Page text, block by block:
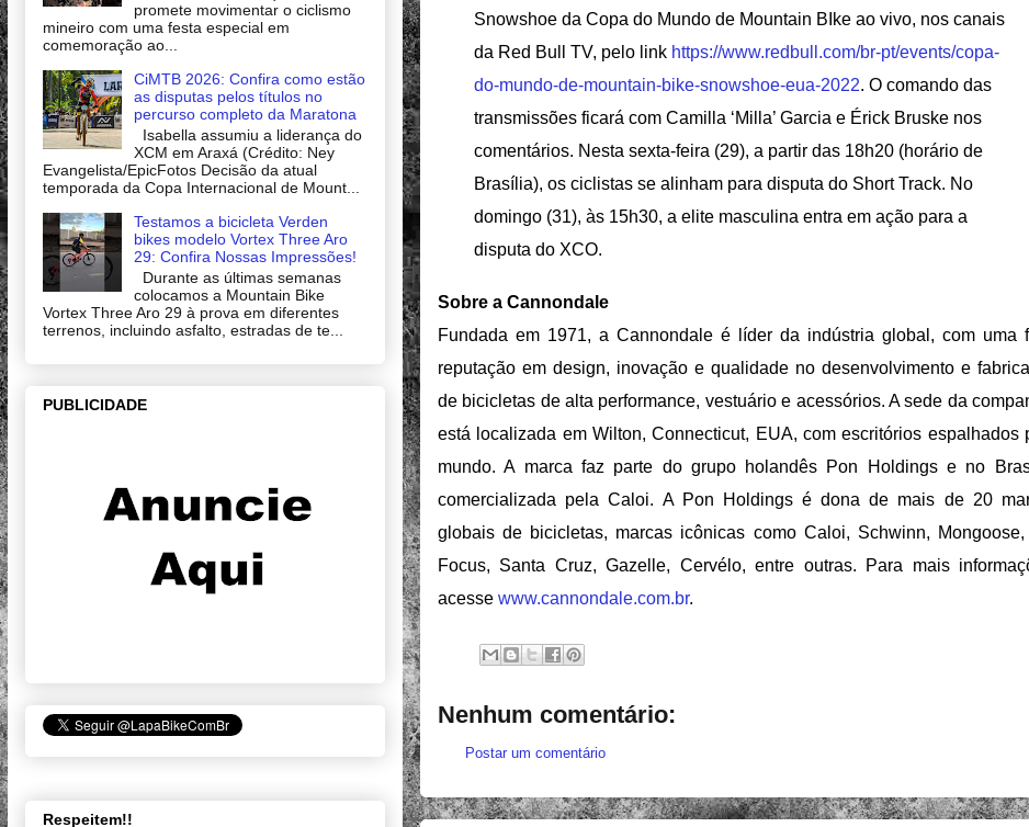
Snowshoe da Copa do Mundo de Mountain BIke ao vivo, nos canais
da Red Bull TV, pelo link https://www.redbull.com/br-pt/events/copa-
do-mundo-de-mountain-bike-snowshoe-eua-2022. O comando das
transmissões ficará com Camilla ‘Milla’ Garcia e Érick Bruske nos
comentários. Nesta sexta-feira (29), a partir das 18h20 (horário de
Brasília), os ciclistas se alinham para disputa do Short Track. No
domingo (31), às 15h30, a elite masculina entra em ação para a
disputa do XCO.
Sobre a Cannondale
Fundada em 1971, a Cannondale é líder da indústria global, com uma
reputação em design, inovação e qualidade no desenvolvimento e
de bicicletas de alta performance, vestuário e acessórios. A sede da
está localizada em Wilton, Connecticut, EUA, com escritórios espalhados
mundo. A marca faz parte do grupo holandês Pon Holdings e no
comercializada pela Caloi. A Pon Holdings é dona de mais de 20
globais de bicicletas, marcas icônicas como Caloi, Schwinn, Mongoose,
Focus, Santa Cruz, Gazelle, Cervélo, entre outras. Para mais
acesse www.cannondale.com.br.
Nenhum comentário:
Postar um comentário
promete movimentar o ciclismo
mineiro com uma festa especial em
comemoração ao...
CiMTB 2026: Confira como estão
as disputas pelos títulos no
percurso completo da Maratona
Isabella assumiu a liderança do
XCM em Araxá (Crédito: Ney
Evangelista/EpicFotos Decisão da atual
temporada da Copa Internacional de Mount...
Testamos a bicicleta Verden
bikes modelo Vortex Three Aro
29: Confira Nossas Impressões!
Durante as últimas semanas
colocamos a Mountain Bike
Vortex Three Aro 29 à prova em diferentes
terrenos, incluindo asfalto, estradas de te...
PUBLICIDADE
Respeitem!!